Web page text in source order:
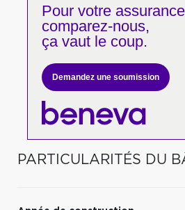
Pour votre
comparez-nous,
ça vaut le coup.
Demandez une soumission
PARTICULARITÉS DU